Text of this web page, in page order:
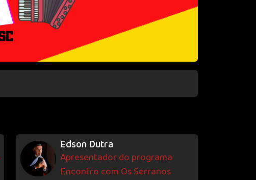
Edson Dutra
Apresentador do programa
Encontro com Os Serranos